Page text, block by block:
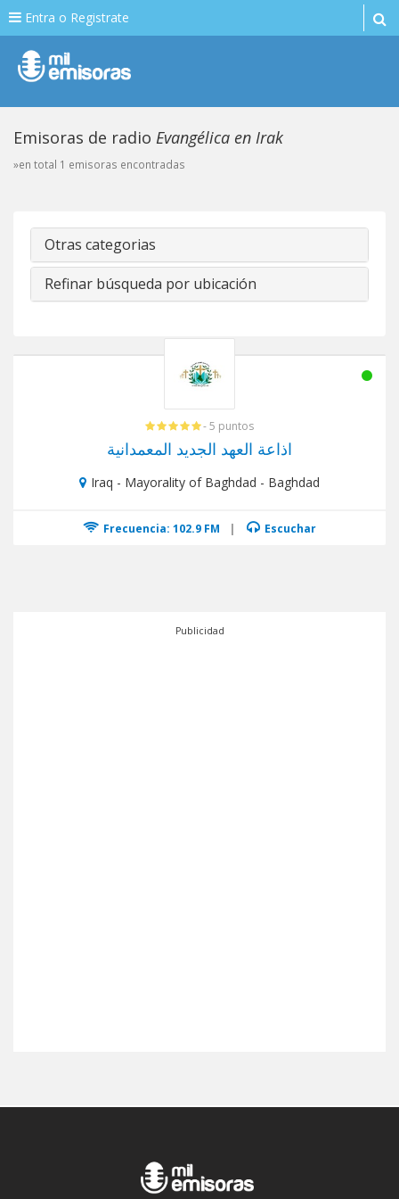
Entra o Registrate
Emisoras de radio Evangélica en Irak
»en total 1 emisoras encontradas
Otras categorias
Refinar búsqueda por ubicación
- 5 puntos
اذاعة العهد الجديد المعمدانية
Iraq - Mayorality of Baghdad - Baghdad
Frecuencia: 102.9 FM | Escuchar
Publicidad